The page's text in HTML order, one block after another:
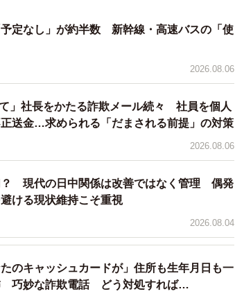
予定なし」が約半数 新幹線・高速バスの「使
2026.08.06
」社長をかたる詐欺メール続々 社員を個人
送金…求められる「だまされる前提」の対策
2026.08.06
？ 現代の日中関係は改善ではなく管理 偶発
ける現状維持こそ重視
2026.08.04
のキャッシュカードが」住所も生年月日も一
巧妙な詐欺電話 どう対処すれば…